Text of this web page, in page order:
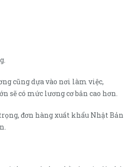
cũng dựa vào nơi làm việc,
sẽ có mức lương cơ bản cao hơn.
đơn hàng xuất khẩu Nhật Bản